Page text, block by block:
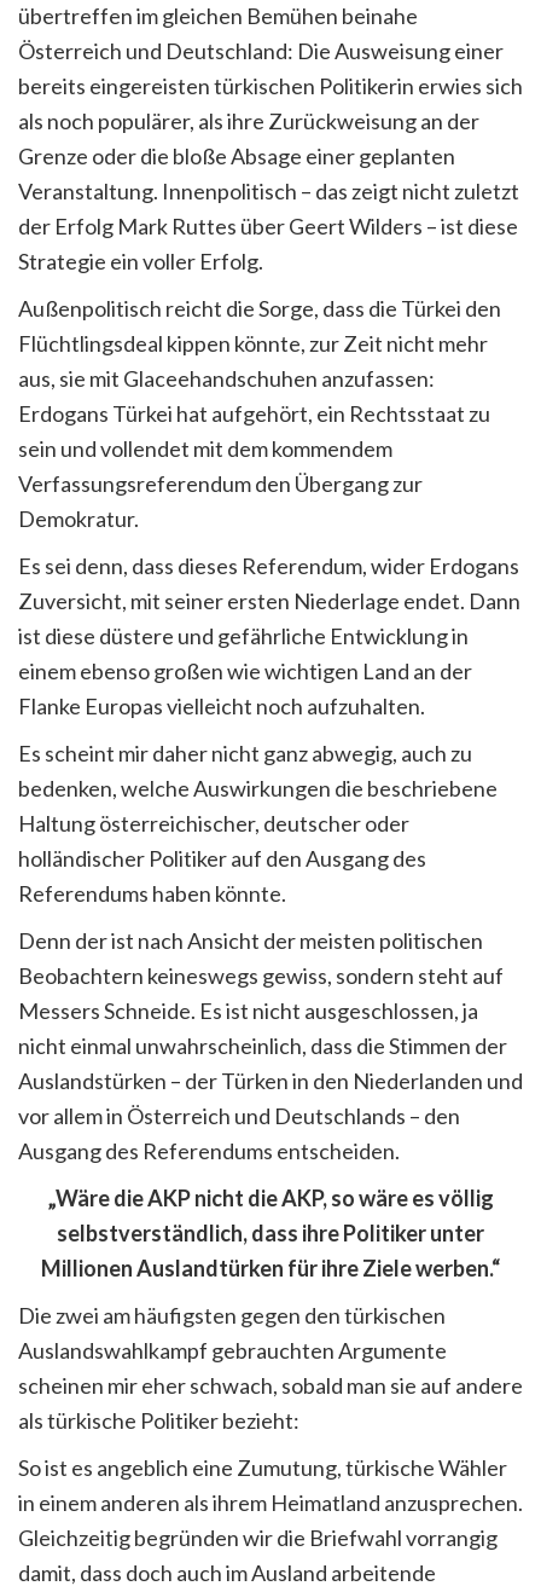
übertreffen im gleichen Bemühen beinahe
Österreich und Deutschland: Die Ausweisung einer
bereits eingereisten türkischen Politikerin erwies sich
als noch populärer, als ihre Zurückweisung an der
Grenze oder die bloße Absage einer geplanten
Veranstaltung. Innenpolitisch – das zeigt nicht zuletzt
der Erfolg Mark Ruttes über Geert Wilders – ist diese
Strategie ein voller Erfolg.
Außenpolitisch reicht die Sorge, dass die Türkei den
Flüchtlingsdeal kippen könnte, zur Zeit nicht mehr
aus, sie mit Glaceehandschuhen anzufassen:
Erdogans Türkei hat aufgehört, ein Rechtsstaat zu
sein und vollendet mit dem kommendem
Verfassungsreferendum den Übergang zur
Demokratur.
Es sei denn, dass dieses Referendum, wider Erdogans
Zuversicht, mit seiner ersten Niederlage endet. Dann
ist diese düstere und gefährliche Entwicklung in
einem ebenso großen wie wichtigen Land an der
Flanke Europas vielleicht noch aufzuhalten.
Es scheint mir daher nicht ganz abwegig, auch zu
bedenken, welche Auswirkungen die beschriebene
Haltung österreichischer, deutscher oder
holländischer Politiker auf den Ausgang des
Referendums haben könnte.
Denn der ist nach Ansicht der meisten politischen
Beobachtern keineswegs gewiss, sondern steht auf
Messers Schneide. Es ist nicht ausgeschlossen, ja
nicht einmal unwahrscheinlich, dass die Stimmen der
Auslandstürken – der Türken in den Niederlanden und
vor allem in Österreich und Deutschlands – den
Ausgang des Referendums entscheiden.
„Wäre die AKP nicht die AKP, so wäre es völlig
selbstverständlich, dass ihre Politiker unter
Millionen Auslandtürken für ihre Ziele werben.“
Die zwei am häufigsten gegen den türkischen
Auslandswahlkampf gebrauchten Argumente
scheinen mir eher schwach, sobald man sie auf andere
als türkische Politiker bezieht:
So ist es angeblich eine Zumutung, türkische Wähler
in einem anderen als ihrem Heimatland anzusprechen.
Gleichzeitig begründen wir die Briefwahl vorrangig
damit, dass doch auch im Ausland arbeitende